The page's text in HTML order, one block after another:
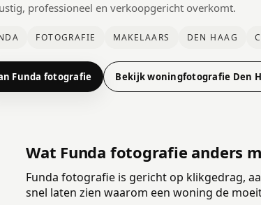
professioneel en verkoopgericht overkomt.
FOTOGRAFIE MAKELAARS DEN HAAG
Funda fotografie Bekijk woningfotografie Den
Wat Funda fotografie anders
Funda fotografie is gericht op klikgedrag,
snel laten zien waarom een woning de